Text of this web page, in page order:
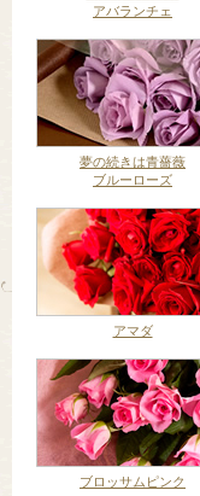
アバランチェ
夢の続きは青薔薇
ブルーローズ
アマダ
ブロッサムピンク